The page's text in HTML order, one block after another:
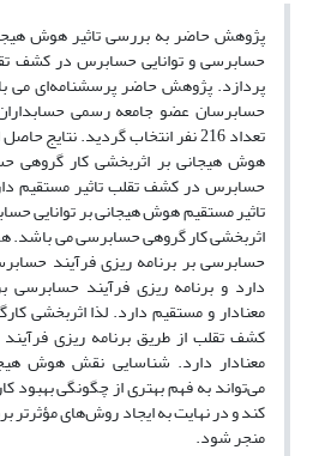
پژوهش حاضر به بررسی تاثیر هوش
حسابرسی و توانایی حسابرس ‏در کشف
پردازد. پژوهش حاضر پرسشنامه‌ای می
حسابرسان عضو جامعه رسمی
تعداد 216 نفر ‏انتخاب گردید‌.
هوش هیجانی بر اثربخشی کار گروهی
حسابرس در کشف تقلب تاثیر مستقیم
‏تاثیر مستقیم هوش هیجانی بر توانایی
اثربخشی کار گروهی ‏حسابرسی می باشد.
حسابرسی بر برنامه ریزی فرآیند
دارد و برنامه ریزی فرآیند حسابرسی
معنادار و ‏مستقیم دارد. لذا اثربخشی
کشف تقلب از طریق برنامه ریزی
معنادار دارد. شناسایی نقش هوش
‏می‌تواند به فهم بهتری از چگونگی
کند و در نهایت به ‏ایجاد روش‌های مؤثرتر
منجر شود.‏